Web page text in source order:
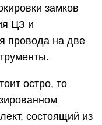
замков
ЦЗ и
провода на две
остро, то
состоящий из